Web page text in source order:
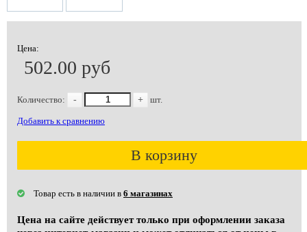
Цена:
502.00 руб
Количество: - + шт.
Добавить к сравнению
В корзину
Товар есть в наличии в 6 магазинах
Цена на сайте действует только при оформлении заказа